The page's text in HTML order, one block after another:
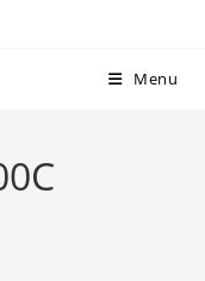
Menu